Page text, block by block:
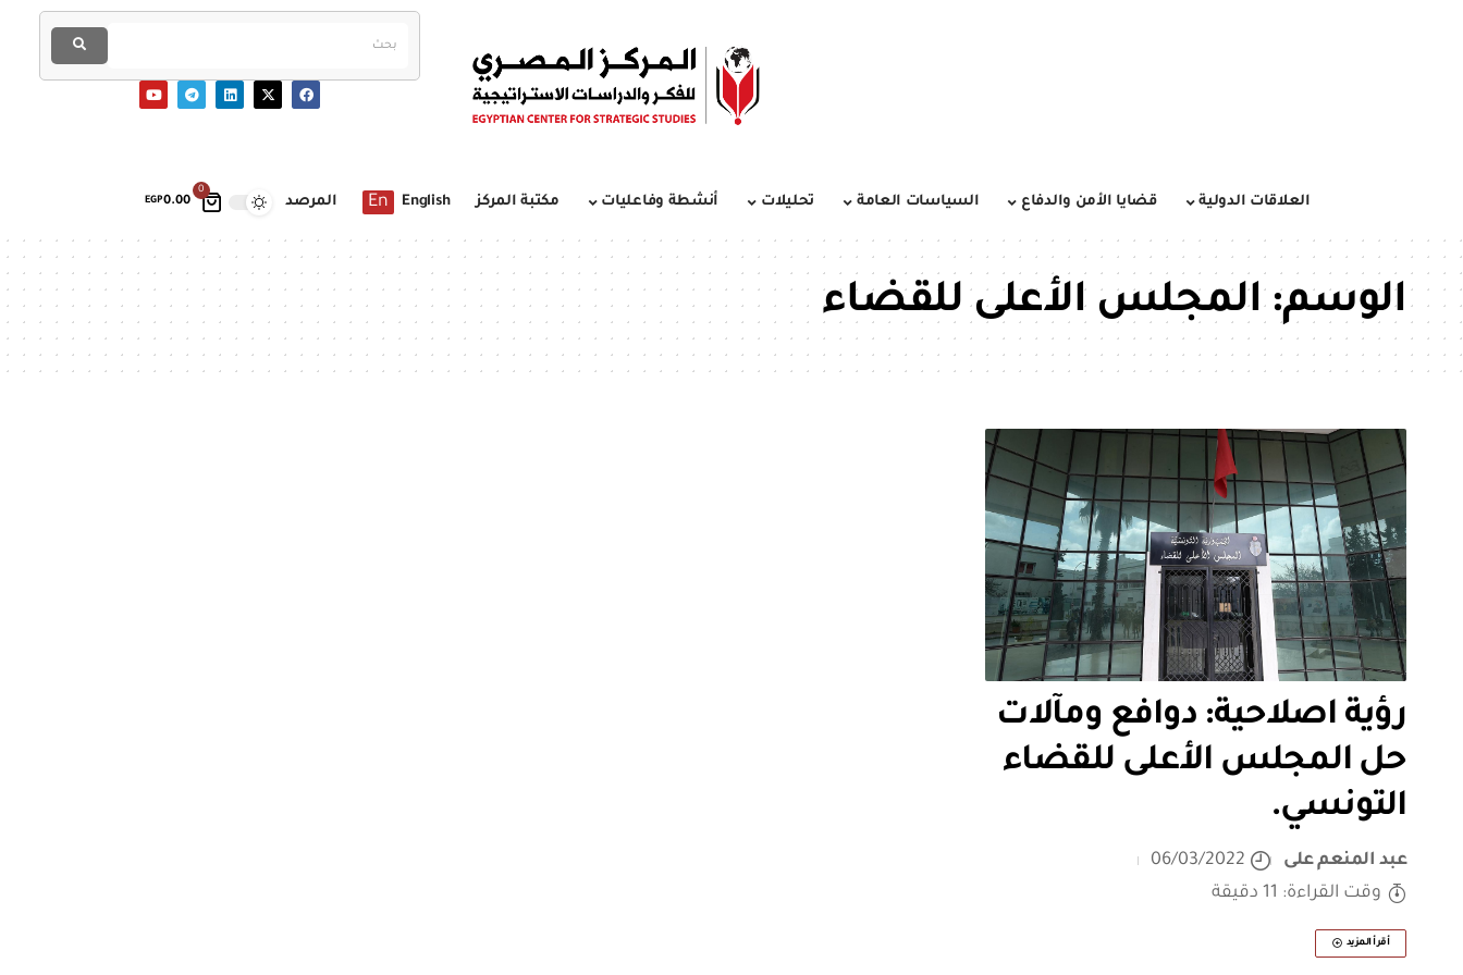
0
EGP0.00 العلاقات الدولية قضايا الأمن والدفاع السياسات العامة تحليلات أنشطة وفاعليات مكتبة المركز English
En المرصد
الوسم:المجلس الأعلى للقضاء
رؤية اصلاحية: دوافع ومآلات
حل المجلس الأعلى للقضاء
التونسي.
عبد المنعم على
06/03/2022
وقت القراءة: 11 دقيقة
أقرأ المزيد